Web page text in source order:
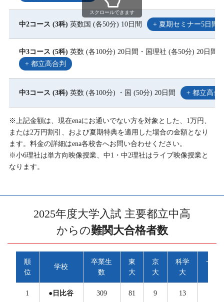
中2コース (3科) 英数国 (各50分) 10日間 + 夏期セミナー5日間
中3コース (5科) 英数 (各100分) 20日間・国理社 (各50分) 20日間
+ 都立高合判
中3コース (3科) 英数 (各100分) ・国 (50分) 20日間 + 都立高合
スクロールできます
※上記金額は、現在enaにお通いでない方を対象とした、1万円、
または2万円割引、および夏期特典を適用した場合の金額となり
ます。料金の詳細はena各校舎へお問い合わせください。
※小6理社は単方向映像授業、中1・中2理社はライブ映像授業と
なります。
2025年度大学入試 主要都立中高
からの難関大合格者数
順
位
学校
卒業生
数
東
大
京
大
科学
大
一橋
1 ●日比谷 309 81 9 13